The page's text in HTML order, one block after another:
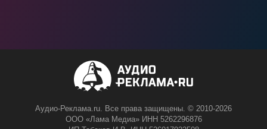
Аудио-Реклама.ru. Все права защищены. © 2010-2026
ООО «Лама Медиа» ИНН 5262296876